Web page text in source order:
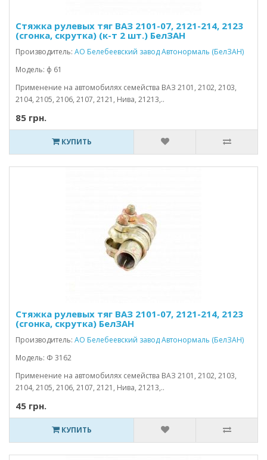
Стяжка рулевых тяг ВАЗ 2101-07, 2121-214, 2123
(сгонка, скрутка) (к-т 2 шт.) БелЗАН
Производитель: АО Белебеевский завод Автонормаль (БелЗАН)
Модель: ф 61
Применение на автомобилях семейства ВАЗ 2101, 2102, 2103,
2104, 2105, 2106, 2107, 2121, Нива, 21213,..
85 грн.
КУПИТЬ
Стяжка рулевых тяг ВАЗ 2101-07, 2121-214, 2123
(сгонка, скрутка) БелЗАН
Производитель: АО Белебеевский завод Автонормаль (БелЗАН)
Модель: Ф 3162
Применение на автомобилях семейства ВАЗ 2101, 2102, 2103,
2104, 2105, 2106, 2107, 2121, Нива, 21213,..
45 грн.
КУПИТЬ